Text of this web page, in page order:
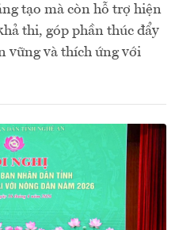
tạo mà còn hỗ trợ hiện
thi, góp phần thúc đẩy
vững và thích ứng với